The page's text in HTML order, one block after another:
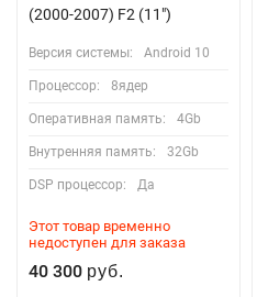
(2000-2007) F2 (11")
Версия системы: Android 10
Процессор: 8ядер
Оперативная память: 4Gb
Внутренняя память: 32Gb
DSP процессор: Да
Этот товар временно
недоступен для заказа
40 300 руб.